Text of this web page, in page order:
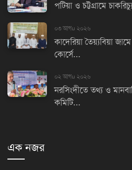
পটিয়া ও চট্টগ্রামে
০৩ আগu ২০২৬
কাদেরিয়া তৈয়্যবিয়া
কোর্সে...
০২ আগu ২০২৬
নরসিংদীতে তথ্য ও
কমিটি...
এক নজর